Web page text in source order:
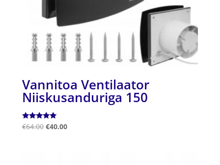
Vannitoa Ventilaator
Niiskusanduriga 150
Hinnanguga
5.00
€64.00 €40.00